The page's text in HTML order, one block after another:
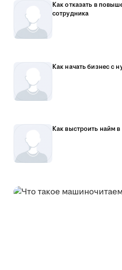
Как отказать в
сотрудника
Как начать бизнес с
Как выстроить найм